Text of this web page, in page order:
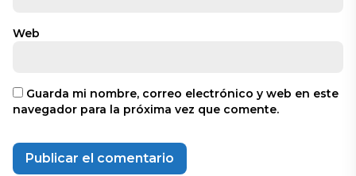
Web
Guarda mi nombre, correo electrónico y web en este
navegador para la próxima vez que comente.